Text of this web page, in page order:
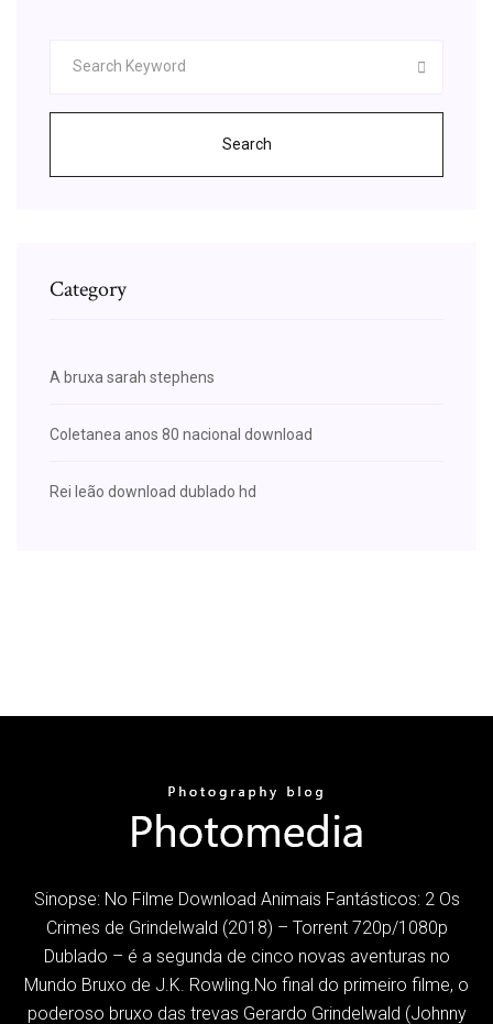
Search
Category
A bruxa sarah stephens
Coletanea anos 80 nacional download
Rei leão download dublado hd
Sinopse: No Filme Download Animais Fantásticos: 2 Os
Crimes de Grindelwald (2018) – Torrent 720p/1080p
Dublado – é a segunda de cinco novas aventuras no
Mundo Bruxo de J.K. Rowling.No final do primeiro filme, o
poderoso bruxo das trevas Gerardo Grindelwald (Johnny